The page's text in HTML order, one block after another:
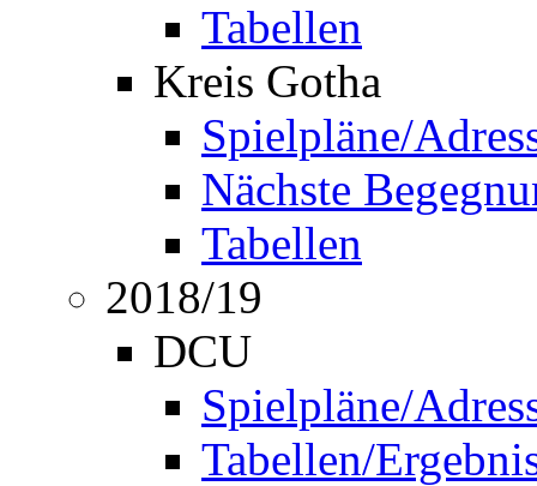
Tabellen
Kreis Gotha
Spielpläne/
Nächste
Tabellen
2018/19
DCU
Spielpläne/
Tabellen/